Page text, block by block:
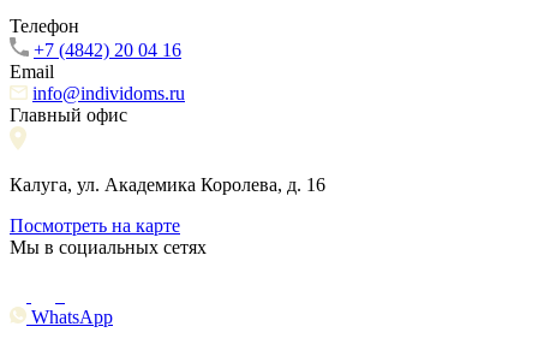
Телефон
+7 (4842) 20 04 16
Email
info@individoms.ru
Главный офис
Калуга, ул. Академика Королева, д. 16
Посмотреть на карте
Мы в социальных сетях
WhatsApp